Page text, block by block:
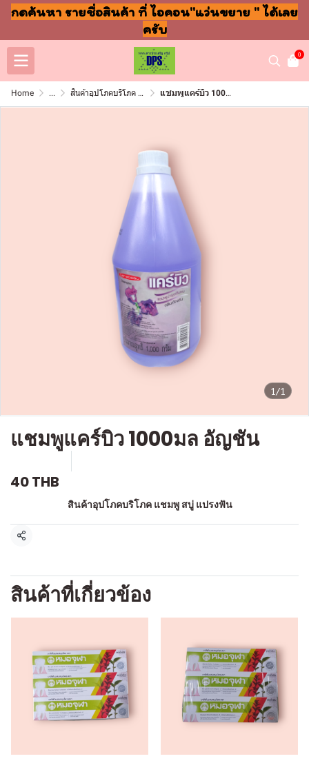
กดค้นหา รายชื่อสินค้า ที่ ไอคอน"แว่นขยาย " ได้เลย
ครับ
0
Home ... สินค้าอุปโภคบริโภค แชมพู สบู่ แปรงฟัน แชมพูแคร์บิว 1000มล อัญชัน
1/1
แชมพูแคร์บิว 1000มล อัญชัน
40 THB
สินค้าอุปโภคบริโภค แชมพู สบู่ แปรงฟัน
แชร์
สินค้าที่เกี่ยวข้อง